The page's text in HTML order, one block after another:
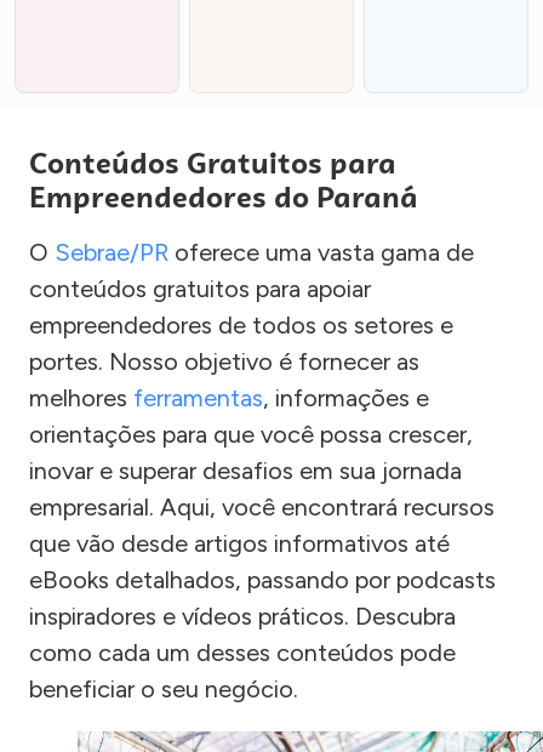
Conteúdos Gratuitos para
Empreendedores do Paraná
O Sebrae/PR oferece uma vasta gama de
conteúdos gratuitos para apoiar
empreendedores de todos os setores e
portes. Nosso objetivo é fornecer as
melhores ferramentas, informações e
orientações para que você possa crescer,
inovar e superar desafios em sua jornada
empresarial. Aqui, você encontrará recursos
que vão desde artigos informativos até
eBooks detalhados, passando por podcasts
inspiradores e vídeos práticos. Descubra
como cada um desses conteúdos pode
beneficiar o seu negócio.